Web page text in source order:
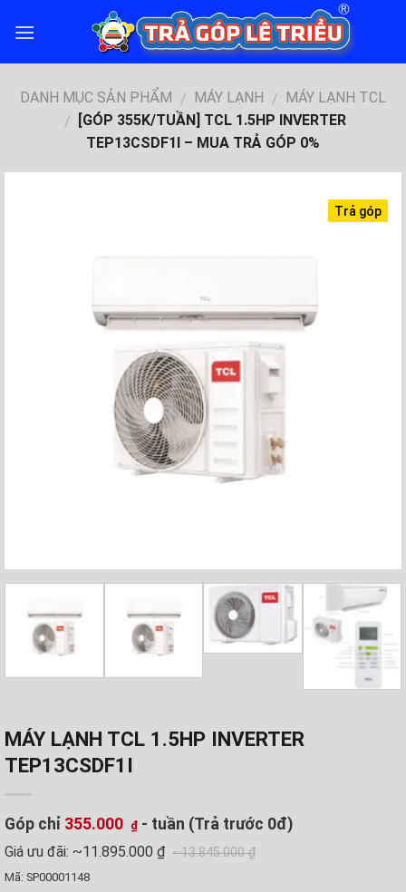
DANH MỤC SẢN PHẨM / MÁY LẠNH / MÁY LẠNH TCL
/
[GÓP 355K/TUẦN] TCL 1.5HP INVERTER
TEP13CSDF1I – MUA TRẢ GÓP 0%
Trả góp
MÁY LẠNH TCL 1.5HP INVERTER
TEP13CSDF1I
Góp chỉ 355.000 ₫ - tuần (Trả trước 0đ)
Giá ưu đãi: ~11.895.000 ₫ ~13.845.000 ₫
Mã: SP00001148